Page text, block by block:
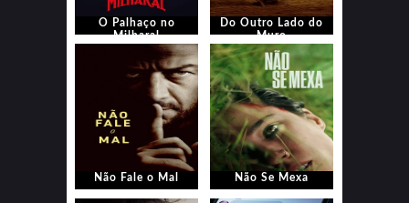
O Palhaço no
Milharal
Do Outro Lado do
Muro
Não Fale o Mal Não Se Mexa